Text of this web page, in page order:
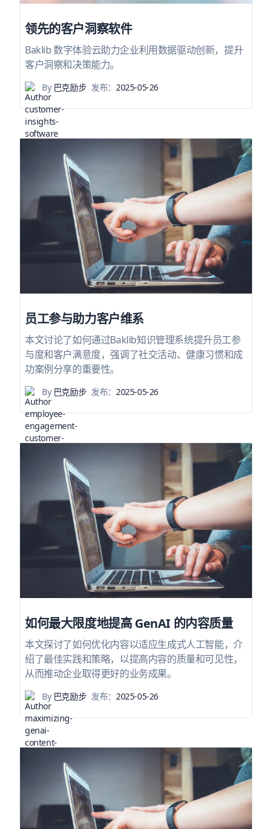
领先的客户洞察软件
Baklib 数字体验云助力企业利用数据驱动创新，提升
客户洞察和决策能力。
By巴克励步 发布：2025-05-26
员工参与助力客户维系
本文讨论了如何通过Baklib知识管理系统提升员工参
与度和客户满意度，强调了社交活动、健康习惯和成
功案例分享的重要性。
By巴克励步 发布：2025-05-26
如何最大限度地提高 GenAI 的内容质量
本文探讨了如何优化内容以适应生成式人工智能，介
绍了最佳实践和策略，以提高内容的质量和可见性，
从而推动企业取得更好的业务成果。
By巴克励步 发布： 2025-05-26